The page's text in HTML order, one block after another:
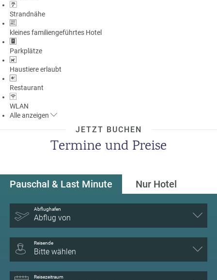
Strandnähe
kleines familiengeführtes Hotel
Parkplätze
Haustiere erlaubt
Restaurant
WLAN
Alleanzeigen
JETZT BUCHEN
Termine und Preise
Pauschal & Last Minute Nur Hotel
Abflughafen
Abflug von
Reisende
Bitte wählen
Reisezeitraum